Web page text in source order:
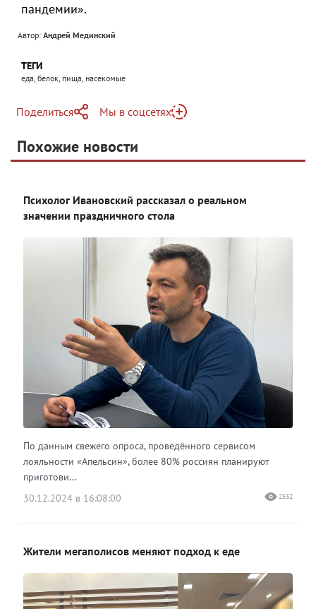
пандемии».
Автор: Андрей Мединский
ТЕГИ
еда, белок, пища, насекомые
Поделиться
Telegram
Одноклассники
Мы в соцсетях
Яндекс Дзен
Похожие новости
Психолог Ивановский рассказал о реальном
значении праздничного стола
По данным свежего опроса, проведённого сервисом
лояльности «Апельсин», более 80% россиян планируют
приготови...
30.12.2024 в 16:08:00
2532
Жители мегаполисов меняют подход к еде